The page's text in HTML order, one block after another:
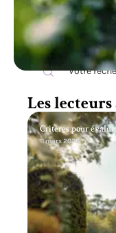
Recherche
Les
Critères pour
11 mars 2026